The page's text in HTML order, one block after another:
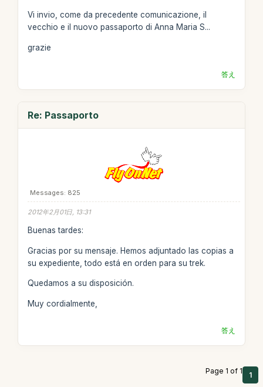
Vi invio, come da precedente comunicazione, il
vecchio e il nuovo passaporto di Anna Maria S...
grazie
答え
Re: Passaporto
Messages: 825
2012年2月01日, 13:31
Buenas tardes:
Gracias por su mensaje. Hemos adjuntado las copias a
su expediente, todo está en orden para su trek.
Quedamos a su disposición.
Muy cordialmente,
答え
Page 1 of 1 1